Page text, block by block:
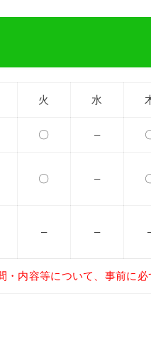
火 水
〇 –
〇 –
– –
・内容等について、事前に必